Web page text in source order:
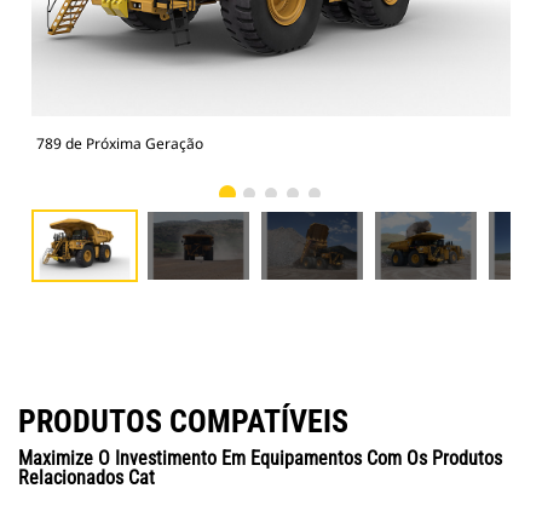
789 de Próxima Geração
PRODUTOS COMPATÍVEIS
Maximize O Investimento Em Equipamentos Com Os Produtos
Relacionados Cat